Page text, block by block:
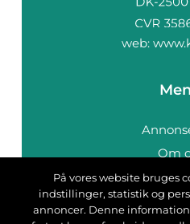
web:
Om
På vores website bruges
indstillinger, statistik og
annoncer. Denne